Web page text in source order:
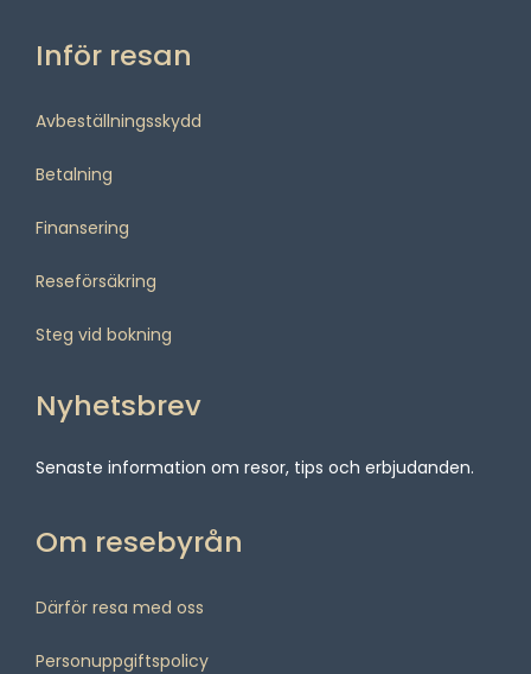
Inför resan
Avbeställningsskydd
Betalning
Finansering
Reseförsäkring
Steg vid bokning
Nyhetsbrev
Senaste information om resor, tips och erbjudanden.
Om resebyrån
Därför resa med oss
Personuppgiftspolicy